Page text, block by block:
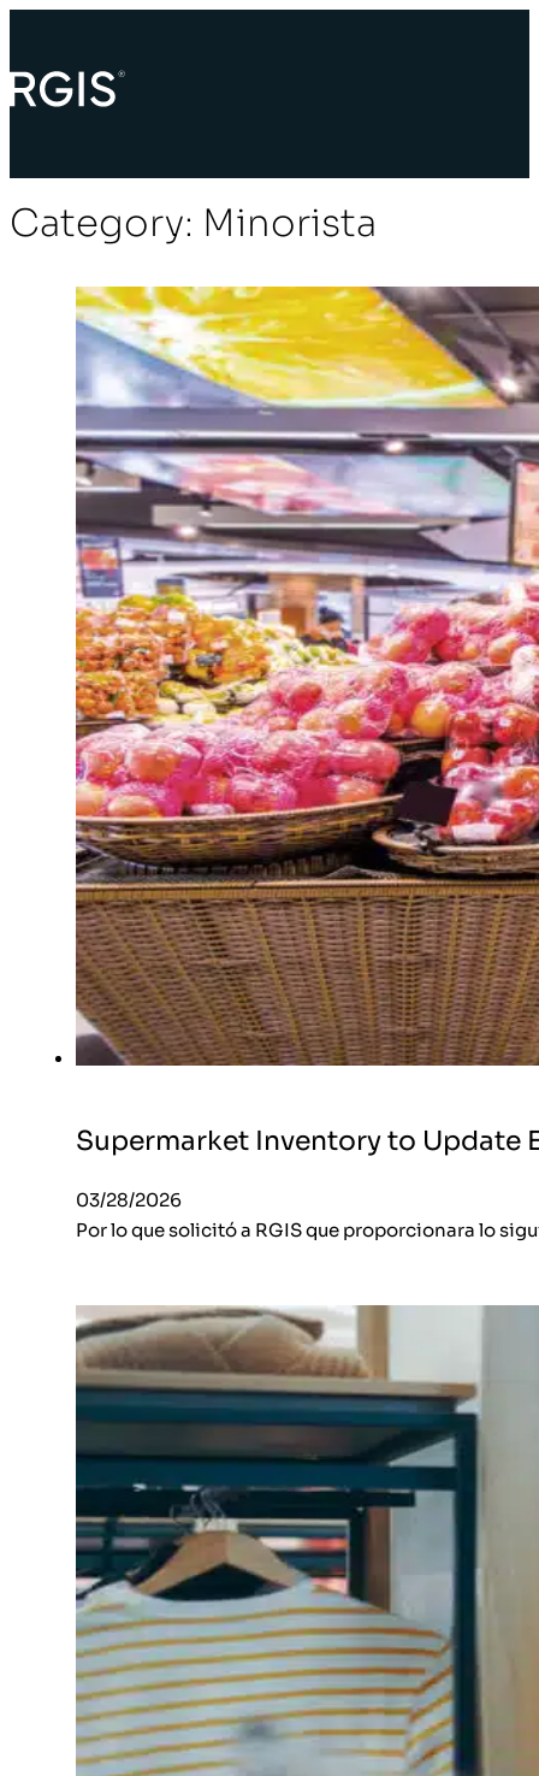
Category: Minorista
Supermarket Inventory to Update
03/28/2026
Por lo que solicitó a RGIS que proporcionara lo